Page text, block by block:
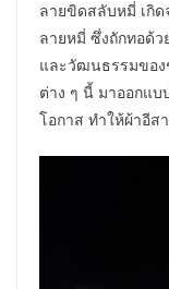
ลายขิดสลับหมี่ เกิ
ลายหมี่ ซึ่งถักทอด้
และวัฒนธรรมของ
ต่าง ๆ นี้ มาออกแ
โอกาส ทำให้ผ้าอี